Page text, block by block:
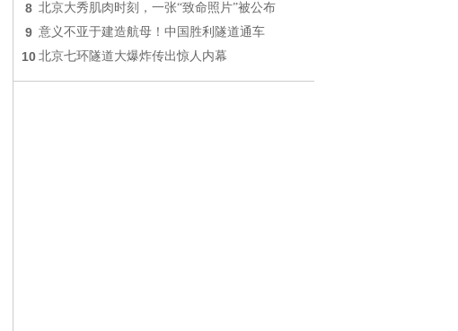
8 北京大秀肌肉时刻，一张“致命照片”被公布
9 意义不亚于建造航母！中国胜利隧道通车
10 北京七环隧道大爆炸传出惊人内幕